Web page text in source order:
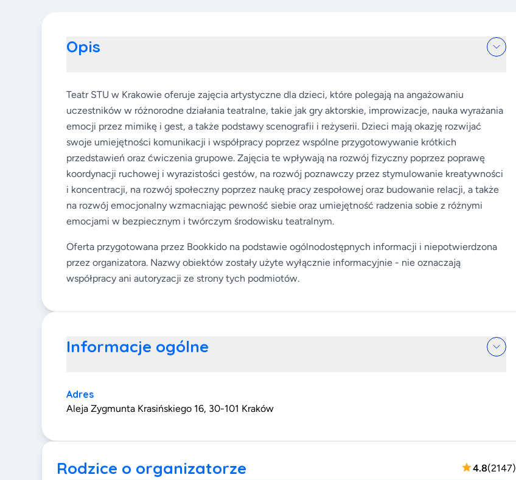
Opis
Teatr STU w Krakowie oferuje zajęcia artystyczne dla dzieci, które polegają na angażowaniu
uczestników w różnorodne działania teatralne, takie jak gry aktorskie, improwizacje, nauka wyrażania
emocji przez mimikę i gest, a także podstawy scenografii i reżyserii. Dzieci mają okazję rozwijać
swoje umiejętności komunikacji i współpracy poprzez wspólne przygotowywanie krótkich
przedstawień oraz ćwiczenia grupowe. Zajęcia te wpływają na rozwój fizyczny poprzez poprawę
koordynacji ruchowej i wyrazistości gestów, na rozwój poznawczy przez stymulowanie kreatywności
i koncentracji, na rozwój społeczny poprzez naukę pracy zespołowej oraz budowanie relacji, a także
na rozwój emocjonalny wzmacniając pewność siebie oraz umiejętność radzenia sobie z różnymi
emocjami w bezpiecznym i twórczym środowisku teatralnym.
Oferta przygotowana przez Bookkido na podstawie ogólnodostępnych informacji i niepotwierdzona
przez organizatora. Nazwy obiektów zostały użyte wyłącznie informacyjnie - nie oznaczają
współpracy ani autoryzacji ze strony tych podmiotów.
Informacje ogólne
Adres
Aleja Zygmunta Krasińskiego 16, 30-101 Kraków
Rodzice o organizatorze 4.8(2147)